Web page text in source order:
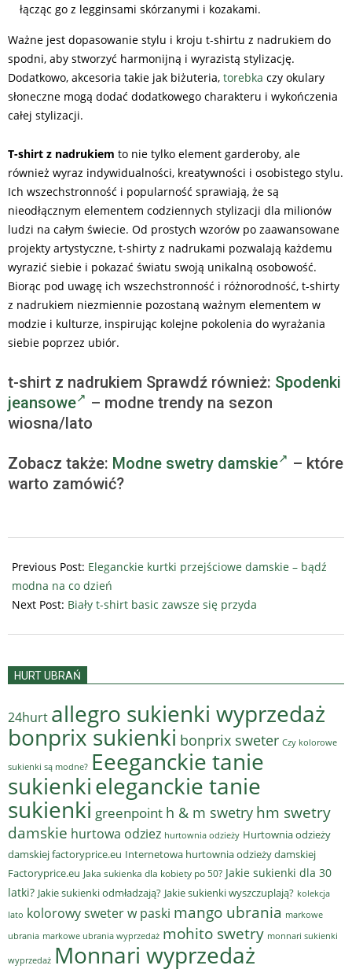
łącząc go z legginsami skórzanymi i kozakami.
Ważne jest dopasowanie stylu i kroju t-shirtu z nadrukiem do
spodni, aby stworzyć harmonijną i wyrazistą stylizację.
Dodatkowo, akcesoria takie jak biżuteria, torebka czy okulary
słoneczne mogą dodać dodatkowego charakteru i wykończenia
całej stylizacji.
T-shirt z nadrukiem to nie tylko element garderoby, ale
również wyraz indywidualności, kreatywności i osobistego stylu.
Ich wszechstronność i popularność sprawiają, że są
nieodłącznym elementem codziennych stylizacji dla milionów
ludzi na całym świecie. Od prostych wzorów po zaawansowane
projekty artystyczne, t-shirty z nadrukami pozwalają każdemu
wyrazić siebie i pokazać światu swoją unikalną osobowość.
Biorąc pod uwagę ich wszechstronność i różnorodność, t-shirty
z nadrukiem niezmiennie pozostaną ważnym elementem w
modzie i kulturze, inspirując kolejne pokolenia do wyrażania
siebie poprzez ubiór.
t-shirt z nadrukiem Sprawdź również: Spodenki
jeansowe
– modne trendy na sezon
wiosna/lato
Zobacz także: Modne swetry damskie
– które
warto zamówić?
05-
11
Previous Post: Eleganckie kurtki przejściowe damskie – bądź
modna na co dzień
Next Post: Biały t-shirt basic zawsze się przyda
HURT UBRAŃ
24hurt allegro sukienki wyprzedaż
bonprix sukienki bonprix sweter Czy kolorowe
sukienki są modne? Eeeganckie tanie
sukienkieleganckie tanie
sukienki greenpoint h & m swetry hm swetry
damskie hurtowa odziez hurtownia odzieży Hurtownia odzieży
damskiej factoryprice.eu Internetowa hurtownia odzieży damskiej
Factoryprice.eu Jaka sukienka dla kobiety po 50? Jakie sukienki dla 30
latki? Jakie sukienki odmładzają? Jakie sukienki wyszczuplają? kolekcja
lato kolorowy sweter w paski mango ubrania markowe
ubrania markowe ubrania wyprzedaż mohito swetry monnari sukienki
wyprzedaż Monnari wyprzedaż